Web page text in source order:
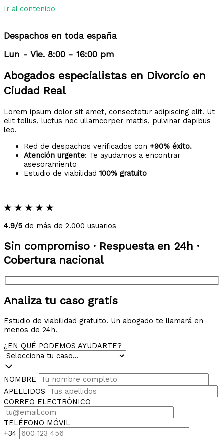
Ir al contenido
Despachos en toda españa
Lun - Vie. 8:00 - 16:00 pm
Abogados especialistas en Divorcio en
Ciudad Real
Lorem ipsum dolor sit amet, consectetur adipiscing elit. Ut
elit tellus, luctus nec ullamcorper mattis, pulvinar dapibus
leo.
Red de despachos verificados con +90% éxito.
Atención urgente: Te ayudamos a encontrar
asesoramiento
Estudio de viabilidad 100% gratuito
★ ★ ★ ★ ★
4.9/5 de más de 2.000 usuarios
Sin compromiso · Respuesta en 24h ·
Cobertura nacional
Analiza tu caso gratis
Estudio de viabilidad gratuito. Un abogado te llamará en
menos de 24h.
¿EN QUÉ PODEMOS AYUDARTE?
NOMBRE
APELLIDOS
CORREO ELECTRÓNICO
TELÉFONO MÓVIL
+34